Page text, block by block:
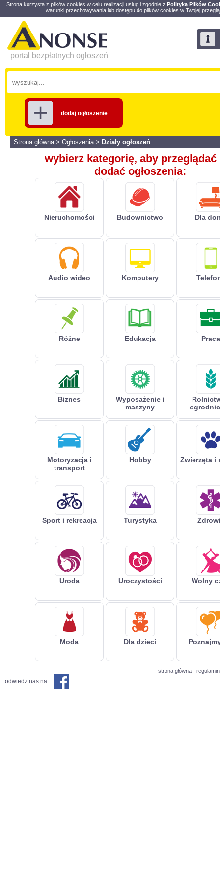
Strona korzysta z plików cookies w celu realizacji usług i zgodnie z Polityką Plików
warunki przechowywania lub dostępu do plików cookies w Twojej
portal bezpłatnych ogłoszeń
dodaj ogłoszenie
Strona główna> Ogłoszenia > Działy ogłoszeń
wybierz kategorię, aby przeglądać
dodać ogłoszenia:
Nieruchomości Budownictwo Dla
Audio wideo Komputery
Różne Edukacja Praca
Biznes
Wyposażenie i
maszyny
Motoryzacja i
transport
Hobby Zwierzęta i
Sport i rekreacja Turystyka
Uroda Uroczystości Wolny
Moda Dla dzieci
strona główna regulamin
odwiedź nas na: